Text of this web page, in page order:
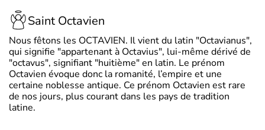
Saint Octavien
Nous fêtons les OCTAVIEN. Il vient du latin "Octavianus",
qui signifie "appartenant à Octavius", lui-même dérivé de
"octavus", signifiant "huitième" en latin. Le prénom
Octavien évoque donc la romanité, l’empire et une
certaine noblesse antique. Ce prénom Octavien est rare
de nos jours, plus courant dans les pays de tradition
latine.